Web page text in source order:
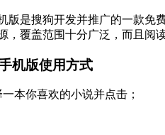
版是搜狗开发并推广的一款免
，覆盖范围十分广泛，而且阅
机版使用方式
本你喜欢的小说并点击；